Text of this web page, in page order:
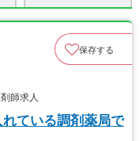
保存する
師求人
れている調剤薬局で